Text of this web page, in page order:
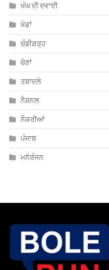
ਖੰਘ ਦੀ ਦਵਾਈ
ਖੇਡਾਂ
ਚੰਡੀਗੜ੍ਹ
ਚੋਣਾਂ
ਤਬਾਦਲੇ
ਨੈਸ਼ਨਲ
ਨੌਕਰੀਆਂ
ਪੰਜਾਬ
ਮਨੋਰੰਜਨ